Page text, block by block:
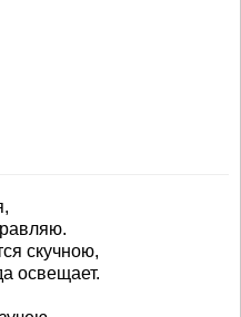
скучною,
освещает.